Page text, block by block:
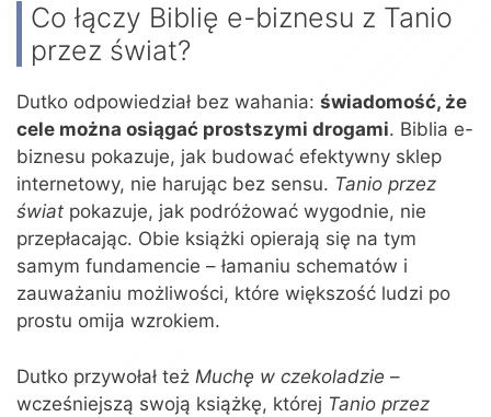
Co łączy Biblię e-biznesu z Tanio
przez świat?
Dutko odpowiedział bez wahania: świadomość, że
cele można osiągać prostszymi drogami. Biblia e-
biznesu pokazuje, jak budować efektywny sklep
internetowy, nie harując bez sensu. Tanio przez
świat pokazuje, jak podróżować wygodnie, nie
przepłacając. Obie książki opierają się na tym
samym fundamencie – łamaniu schematów i
zauważaniu możliwości, które większość ludzi po
prostu omija wzrokiem.
Dutko przywołał też Muchę w czekoladzie –
wcześniejszą swoją książkę, której Tanio przez